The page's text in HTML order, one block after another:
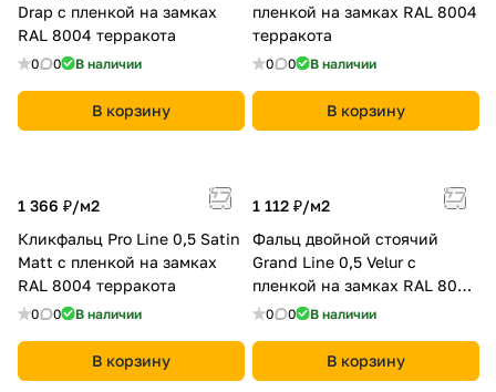
Drap с пленкой на замках
RAL 8004 терракота
0 0 В наличии
В корзину
пленкой на замках RAL 8004
терракота
0 0 В наличии
В корзину
1 366 ₽/м2
Кликфальц Pro Line 0,5 Satin
Мatt с пленкой на замках
RAL 8004 терракота
0 0 В наличии
В корзину
1 112 ₽/м2
Фальц двойной стоячий
Grand Line 0,5 Velur с
пленкой на замках RAL 8004
терракота
0 0 В наличии
В корзину